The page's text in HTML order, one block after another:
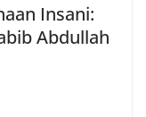
Insani:
Abdullah